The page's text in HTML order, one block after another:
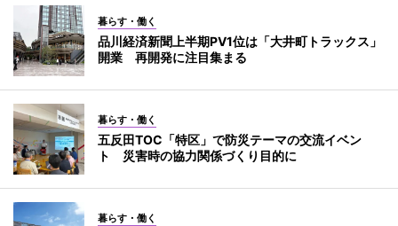
暮らす・働く
品川経済新聞上半期PV1位は「大井町トラックス」
開業 再開発に注目集まる
暮らす・働く
五反田TOC「特区」で防災テーマの交流イベン
ト 災害時の協力関係づくり目的に
暮らす・働く